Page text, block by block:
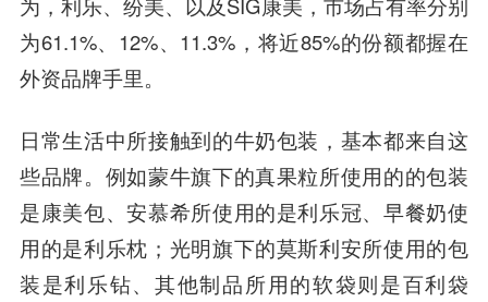
为，利乐、纷美、以及SIG康美，市场占有率分别
为61.1%、12%、11.3%，将近85%的份额都握在
外资品牌手里。
日常生活中所接触到的牛奶包装，基本都来自这
些品牌。例如蒙牛旗下的真果粒所使用的的包装
是康美包、安慕希所使用的是利乐冠、早餐奶使
用的是利乐枕；光明旗下的莫斯利安所使用的包
装是利乐钻、其他制品所用的软袋则是百利袋